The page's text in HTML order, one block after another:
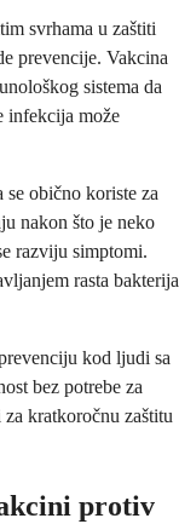
svrhama u zaštiti
prevencije. Vakcina
sistema da
infekcija može
obično koriste za
nakon što je neko
razviju simptomi.
rasta bakterija
kod ljudi sa
bez potrebe za
kratkoročnu zaštitu
protiv